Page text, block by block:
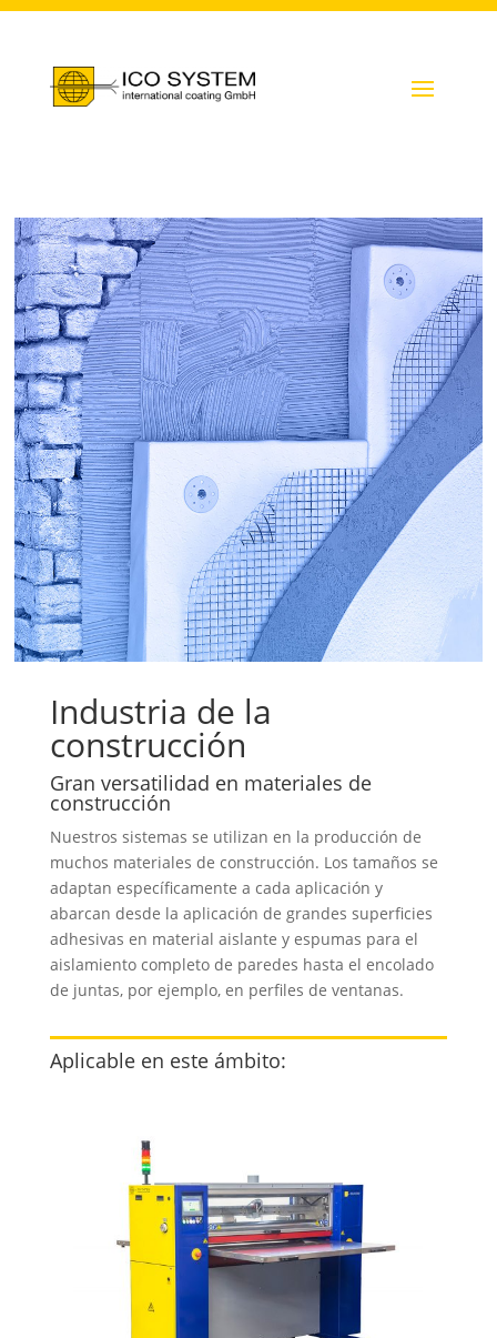
Industria de la
construcción
Gran versatilidad en materiales de
construcción
Nuestros sistemas se utilizan en la producción de
muchos materiales de construcción. Los tamaños se
adaptan específicamente a cada aplicación y
abarcan desde la aplicación de grandes superficies
adhesivas en material aislante y espumas para el
aislamiento completo de paredes hasta el encolado
de juntas, por ejemplo, en perfiles de ventanas.
Aplicable en este ámbito: